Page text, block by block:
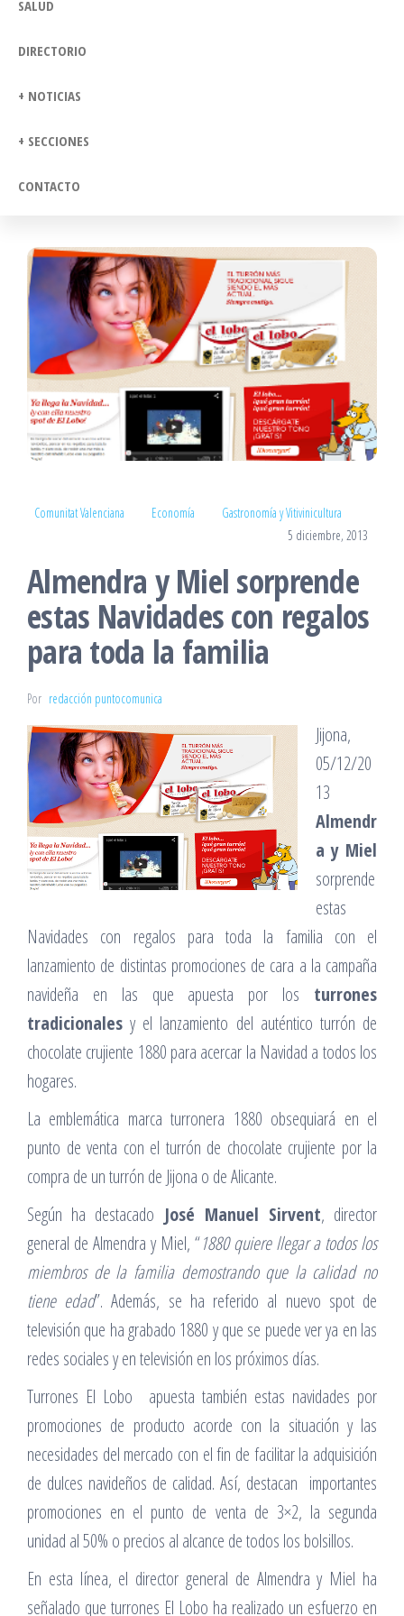
SALUD
DIRECTORIO
+ NOTICIAS
+ SECCIONES
CONTACTO
Comunitat Valenciana Economía
Gastronomía y Vitivinicultura
5 diciembre, 2013
Almendra y Miel sorprende
estas Navidades con regalos
para toda la familia
Por redacción puntocomunica
Jijona,
05/12/20
13
Almendr
a y Miel
sorprende
estas
Navidades con regalos para toda la familia con el
lanzamiento de distintas promociones de cara a la campaña
navideña en las que apuesta por los turrones
tradicionales y el lanzamiento del auténtico turrón de
chocolate crujiente 1880 para acercar la Navidad a todos los
hogares.
La emblemática marca turronera 1880 obsequiará en el
punto de venta con el turrón de chocolate crujiente por la
compra de un turrón de Jijona o de Alicante.
Según ha destacado José Manuel Sirvent, director
general de Almendra y Miel, “1880 quiere llegar a todos los
miembros de la familia demostrando que la calidad no
tiene edad”. Además, se ha referido al nuevo spot de
televisión que ha grabado 1880 y que se puede ver ya en las
redes sociales y en televisión en los próximos días.
Turrones El Lobo apuesta también estas navidades por
promociones de producto acorde con la situación y las
necesidades del mercado con el fin de facilitar la adquisición
de dulces navideños de calidad. Así, destacan importantes
promociones en el punto de venta de 3×2, la segunda
unidad al 50% o precios al alcance de todos los bolsillos.
En esta línea, el director general de Almendra y Miel ha
señalado que turrones El Lobo ha realizado un esfuerzo en